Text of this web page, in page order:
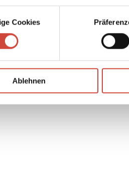
Cookies
Ablehnen
10.99
Drucken